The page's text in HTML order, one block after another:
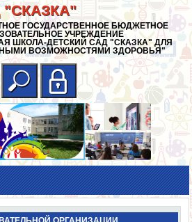
ГОСУДАРСТВЕННОЕ БЮДЖЕТНОЕ
УЧРЕЖДЕНИЕ
ШКОЛА-ДЕТСКИЙ САД "СКАЗКА" ДЛЯ
ВОЗМОЖНОСТЯМИ ЗДОРОВЬЯ"